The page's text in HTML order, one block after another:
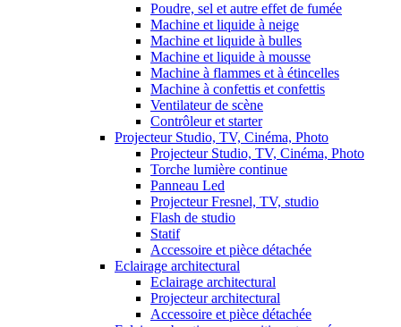
Poudre, sel et autre effet de fumée
Machine et liquide à neige
Machine et liquide à bulles
Machine et liquide à mousse
Machine à flammes et à étincelles
Machine à confettis et confettis
Ventilateur de scène
Contrôleur et starter
Projecteur Studio, TV, Cinéma, Photo
Projecteur Studio, TV, Cinéma, Photo
Torche lumière continue
Panneau Led
Projecteur Fresnel, TV, studio
Flash de studio
Statif
Accessoire et pièce détachée
Eclairage architectural
Eclairage architectural
Projecteur architectural
Accessoire et pièce détachée